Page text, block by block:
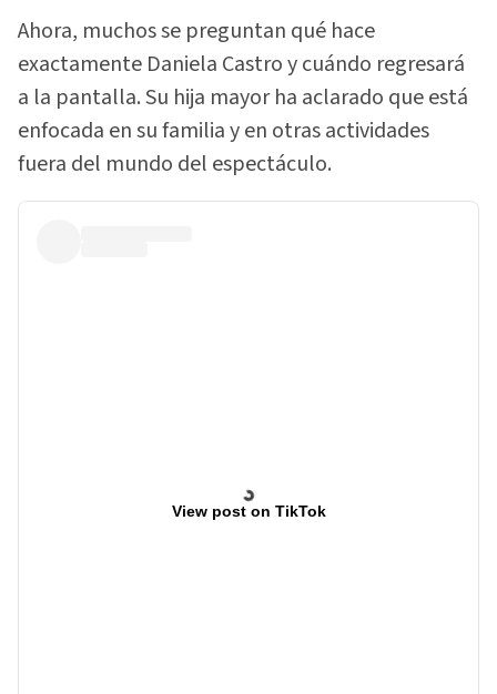
Ahora, muchos se preguntan qué hace
exactamente Daniela Castro y cuándo regresará
a la pantalla. Su hija mayor ha aclarado que está
enfocada en su familia y en otras actividades
fuera del mundo del espectáculo.
View post on TikTok